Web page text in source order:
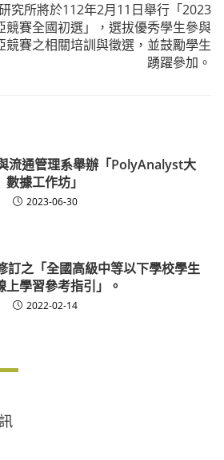
究所將於112年2月11日舉行「2023
競賽全國初選」，選拔優秀學生參與
競賽之相關培訓與徵選，並鼓勵學生
踴躍參加。
流通管理系舉辦「PolyAnalyst大
數據工作坊」
2023-06-30
訂之「全國高級中等以下學校學生
上學習參考指引」。
2022-02-14